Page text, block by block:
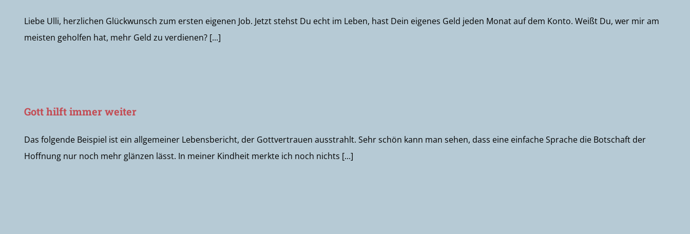
Liebe Ulli, herzlichen Glückwunsch zum ersten eigenen Job. Jetzt stehst Du echt im Leben, hast Dein eigenes Geld jeden Monat auf dem Konto. Weißt Du, wer mir am
meisten geholfen hat, mehr Geld zu verdienen? [...]
Gott hilft immer weiter
Das folgende Beispiel ist ein allgemeiner Lebensbericht, der Gottvertrauen ausstrahlt. Sehr schön kann man sehen, dass eine einfache Sprache die Botschaft der
Hoffnung nur noch mehr glänzen lässt. In meiner Kindheit merkte ich noch nichts [...]